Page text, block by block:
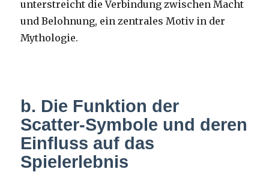
unterstreicht die Verbindung zwischen Macht
und Belohnung, ein zentrales Motiv in der
Mythologie.
b. Die Funktion der
Scatter-Symbole und deren
Einfluss auf das
Spielerlebnis